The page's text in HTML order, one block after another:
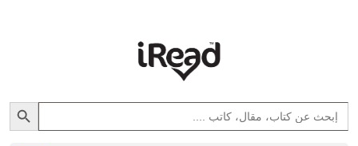
Search
for:
Search Button